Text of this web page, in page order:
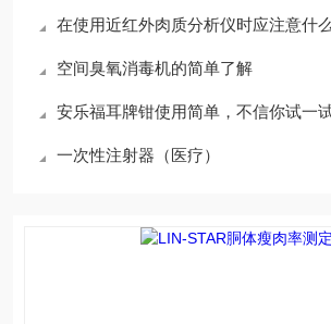
在使用近红外肉质分析仪时应注意什
空间臭氧消毒机的简单了解
安乐福耳牌钳使用简单，不信你试一
一次性注射器（医疗）